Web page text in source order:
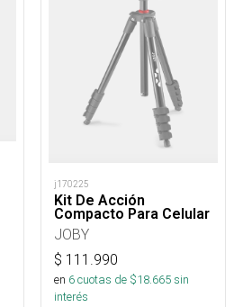
j170225
Kit De Acción
Compacto Para Celular
JOBY
$ 111.990
en 6cuotas de $18.665sin
interés